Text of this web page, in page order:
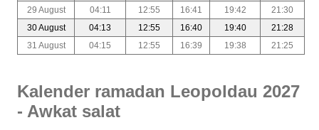
29 August
04:11 12:55 16:41 19:42
21:30
30 August
04:13 12:55 16:40 19:40
21:28
31 August
04:15 12:55 16:39 19:38 21:25
Kalender ramadan Leopoldau 2027
- Awkat salat